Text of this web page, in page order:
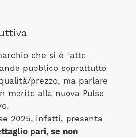
che si è fatto
pubblico soprattutto
prezzo, ma parlare
merito alla nuova Pulse
2025, infatti, presenta
pari, se non